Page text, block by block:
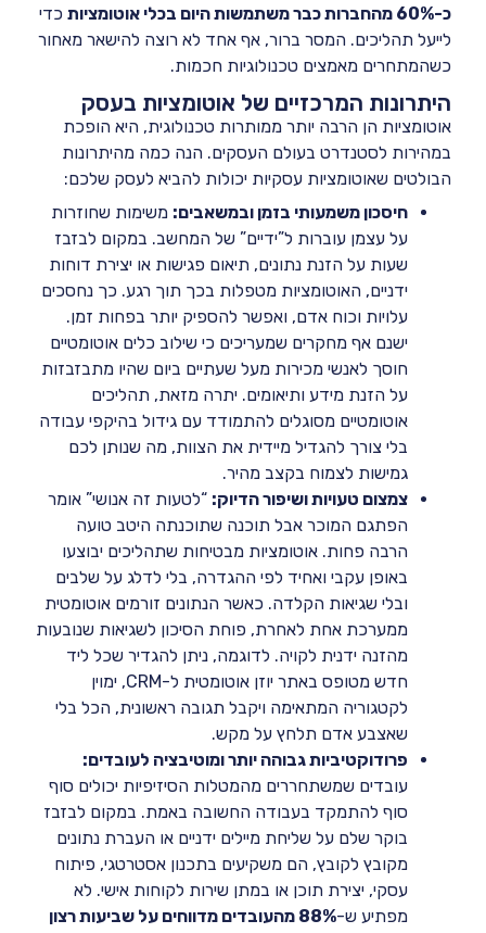
כ-60% מהחברות כבר משתמשות היום בכלי אוטומציות
כדי
לייעל תהליכים. המסר ברור, אף אחד לא רוצה להישאר מאחור
כשהמתחרים מאמצים טכנולוגיות חכמות.
היתרונות המרכזיים של אוטומציות בעסק
אוטומציות הן הרבה יותר ממותרות טכנולוגית, היא הופכת
במהירות לסטנדרט בעולם העסקים. הנה כמה מהיתרונות
הבולטים שאוטומציות עסקיות יכולות להביא לעסק שלכם:
חיסכון משמעותי בזמן ובמשאבים: משימות שחוזרות
על עצמן עוברות ל”ידיים” של המחשב. במקום לבזבז
שעות על הזנת נתונים, תיאום פגישות או יצירת דוחות
ידניים, האוטומציות מטפלות בכך תוך רגע. כך נחסכים
עלויות וכוח אדם, ואפשר להספיק יותר בפחות זמן.
ישנם אף מחקרים שמעריכים כי שילוב כלים אוטומטיים
חוסך לאנשי מכירות מעל שעתיים ביום שהיו מתבזבזות
על הזנת מידע ותיאומים. יתרה מזאת, תהליכים
אוטומטיים מסוגלים להתמודד עם גידול בהיקפי עבודה
בלי צורך להגדיל מיידית את הצוות, מה שנותן לכם
גמישות לצמוח בקצב מהיר.
צמצום טעויות ושיפור הדיוק: “לטעות זה אנושי” אומר
הפתגם המוכר אבל תוכנה שתוכנתה היטב טועה
הרבה פחות. אוטומציות מבטיחות שתהליכים יבוצעו
באופן עקבי ואחיד לפי ההגדרה, בלי לדלג על שלבים
ובלי שגיאות הקלדה. כאשר הנתונים זורמים אוטומטית
ממערכת אחת לאחרת, פוחת הסיכון לשגיאות שנובעות
מהזנה ידנית לקויה. לדוגמה, ניתן להגדיר שכל ליד
חדש מטופס באתר יוזן אוטומטית ל-CRM, ימוין
לקטגוריה המתאימה ויקבל תגובה ראשונית, הכל בלי
שאצבע אדם תלחץ על מקש.
פרודוקטיביות גבוהה יותר ומוטיבציה לעובדים:
עובדים שמשתחררים מהמטלות הסיזיפיות יכולים סוף
סוף להתמקד בעבודה החשובה באמת. במקום לבזבז
בוקר שלם על שליחת מיילים ידניים או העברת נתונים
מקובץ לקובץ, הם משקיעים בתכנון אסטרטגי, פיתוח
עסקי, יצירת תוכן או במתן שירות לקוחות אישי. לא
מפתיע ש-
88% מהעובדים מדווחים על שביעות רצון